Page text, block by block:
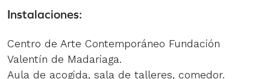
Instalaciones:
Centro de Arte Contemporáneo Fundación
Valentín de Madariaga.
Aula de acogida, sala de talleres, comedor.